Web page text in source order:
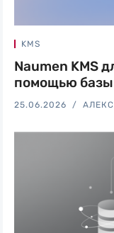
KMS
Naumen KMS
помощью
25.06.2026